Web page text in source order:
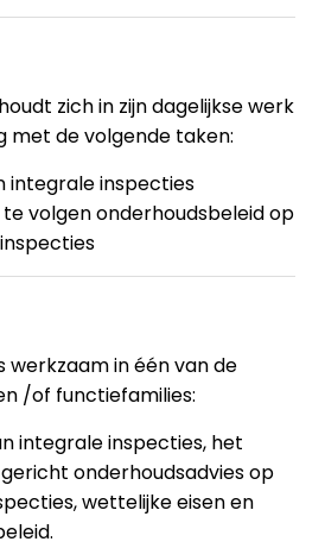
houdt zich in zijn dagelijkse werk
met de volgende taken:
integrale inspecties
volgen onderhoudsbeleid op
werkzaam in één van de
/of functiefamilies:
integrale inspecties, het
onderhoudsadvies op
wettelijke eisen en